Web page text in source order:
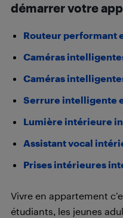
démarrer votre
Routeur performant
Caméras
Caméras
Serrure intelligente
Lumière intérieure
Assistant vocal
Prises intérieures
Vivre en appartement
étudiants, les jeunes